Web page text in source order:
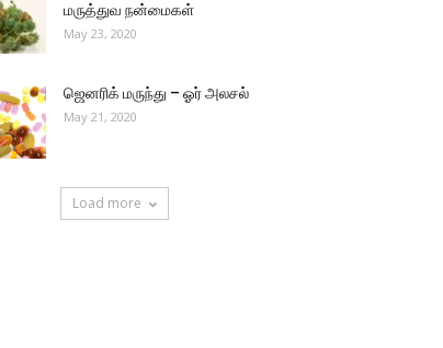
மருத்துவ நன்மைகள்
May 23, 2020
ஜெனரிக் மருந்து – ஓர் அலசல்
May 21, 2020
Load more